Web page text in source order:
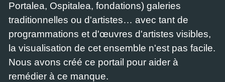
Portalea, Ospitalea, fondations) galeries
traditionnelles ou d'artistes… avec tant de
programmations et d'œuvres d'artistes visibles,
la visualisation de cet ensemble n'est pas facile.
Nous avons créé ce portail pour aider à
remédier à ce manque.